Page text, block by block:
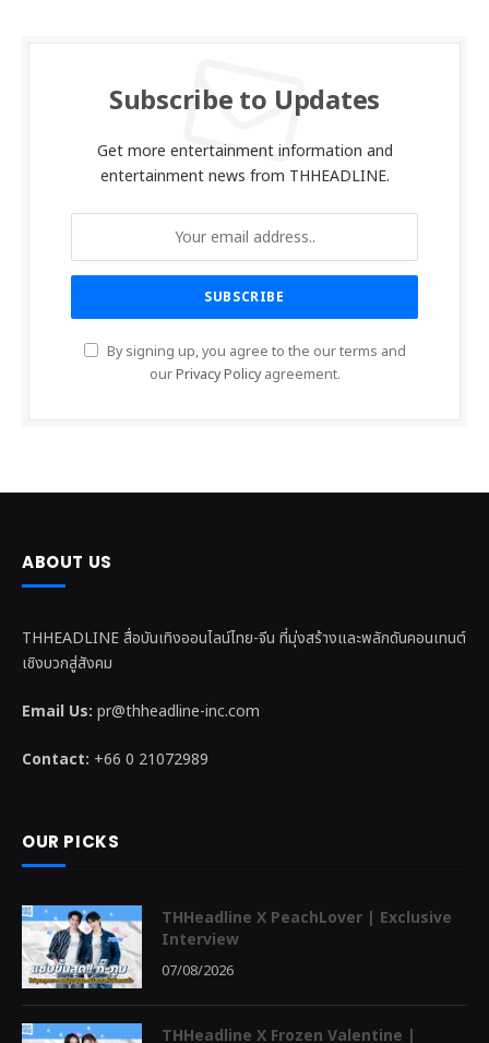
Subscribe to Updates
Get more entertainment information and
entertainment news from THHEADLINE.
By signing up, you agree to the our terms and
ourPrivacy Policyagreement.
ABOUT US
THHEADLINE สื่อบันเทิงออนไลน์ไทย-จีน ที่มุ่งสร้างและพลักดันคอนเทนต์
เชิงบวกสู่สังคม
Email Us: pr@thheadline-inc.com
Contact: +66 0 21072989
OUR PICKS
THHeadline X PeachLover | Exclusive
Interview
07/08/2026
THHeadline X Frozen Valentine |